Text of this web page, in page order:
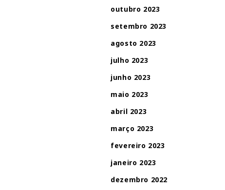
outubro 2023
setembro 2023
agosto 2023
julho 2023
junho 2023
maio 2023
abril 2023
março 2023
fevereiro 2023
janeiro 2023
dezembro 2022